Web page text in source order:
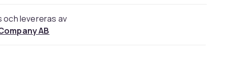
och levereras av
AB